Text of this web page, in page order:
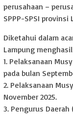
perusahaan –
SPPP-SPSI provinsi
Diketahui dalam
Lampung
1. Pelaksanaan
pada bulan
2. Pelaksanaan
November 2025.
3. Pengurus Daerah